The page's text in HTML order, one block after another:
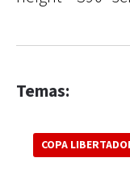
Temas:
COPA